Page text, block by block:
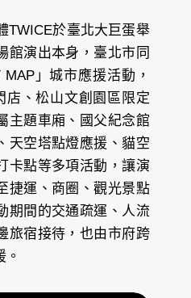
TWICE於臺北大巨蛋舉
館演出本身，臺北市同
」城市應援活動，
店、松山文創園區限定
主題車廂、國父紀念館
天空塔點燈應援、貓空
卡點等多項活動，讓演
捷運、商圈、觀光景點
期間的交通疏運、人流
旅宿接待，也由市府跨